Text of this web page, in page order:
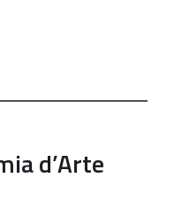
d’Arte